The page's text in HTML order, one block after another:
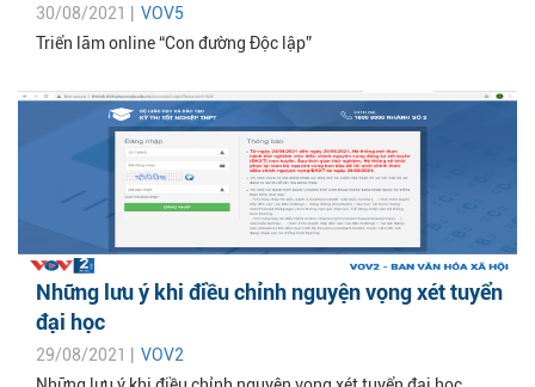
30/08/2021 | VOV5
Triển lãm online “Con đường Độc lập”
Những lưu ý khi điều chỉnh nguyện vọng xét tuyển
đại học
29/08/2021 | VOV2